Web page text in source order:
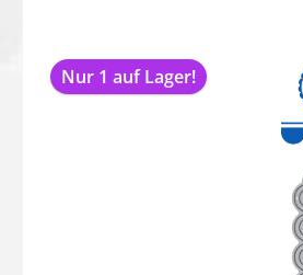
Bildergalerie überspringen
Nur 1 auf Lager!